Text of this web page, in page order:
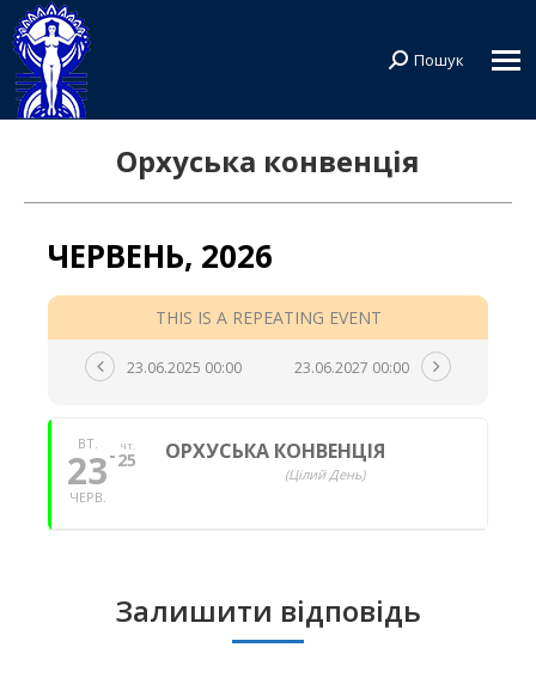
Search:
Пошук
Орхуська конвенція
ЧЕРВЕНЬ, 2026
THIS IS A REPEATING EVENT
23.06.2025 00:00 23.06.2027 00:00
ВТ.
23
ЧЕРВ.
ЧТ.
25 ОРХУСЬКА КОНВЕНЦІЯ
(Цілий День)
Залишити відповідь